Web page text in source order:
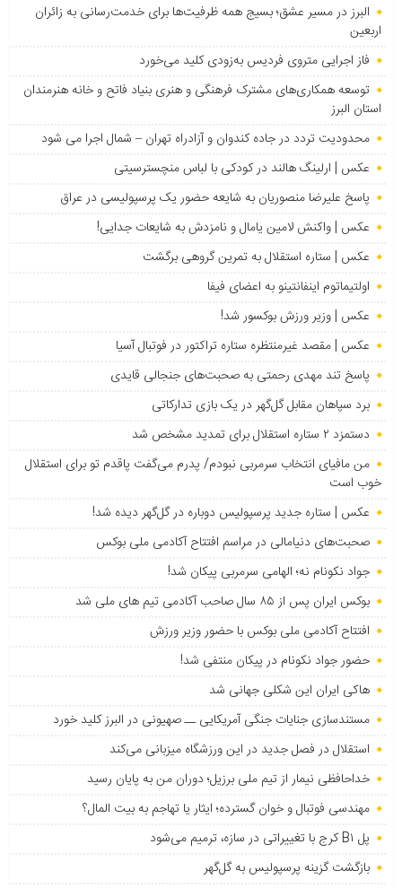
البرز در مسیر عشق؛ بسیج همه ظرفیت‌ها برای خدمت‌رسانی به زائران
اربعین
فاز اجرایی متروی فردیس به‌زودی کلید می‌خورد
توسعه همکاری‌های مشترک فرهنگی و هنری بنیاد فاتح و خانه هنرمندان
استان البرز
محدودیت تردد در جاده کندوان و آزادراه تهران – شمال اجرا می شود
عکس | ارلینگ هالند در کودکی با لباس منچسترسیتی
پاسخ علیرضا منصوریان به شایعه حضور یک پرسپولیسی در عراق
عکس | واکنش لامین یامال و نامزدش به شایعات جدایی!
عکس | ستاره استقلال به تمرین گروهی برگشت
اولتیماتوم اینفانتینو به اعضای فیفا
عکس | وزیر ورزش بوکسور شد!
عکس | مقصد غیرمنتظره ستاره تراکتور در فوتبال آسیا
پاسخ تند مهدی رحمتی به صحبت‌های جنجالی قایدی
برد سپاهان مقابل گل‌گهر در یک بازی تدارکاتی
دستمزد ۲ ستاره استقلال برای تمدید مشخص شد
من مافیای انتخاب سرمربی نبودم/ پدرم می‌گفت پاقدم تو برای استقلال
خوب است
عکس | ستاره جدید پرسپولیس دوباره در گل‌گهر دیده شد!
صحبت‌های دنیامالی در مراسم افتتاح آکادمی ملی بوکس
جواد نکونام نه؛ الهامی سرمربی پیکان شد!
بوکس ایران پس از ۸۵ سال صاحب آکادمی تیم های ملی شد
افتتاح آکادمی ملی بوکس با حضور وزیر ورزش
حضور جواد نکونام در پیکان منتفی شد!
هاکی ایران این شکلی جهانی شد
مستندسازی جنایات جنگی آمریکایی ــ صهیونی در البرز کلید خورد
استقلال در فصل جدید در این ورزشگاه میزبانی می‌کند
خداحافظی نیمار از تیم ملی برزیل؛ دوران من به پایان رسید
مهندسی فوتبال و خوان گسترده؛ ایثار یا تهاجم به بیت المال؟
پل B۱ کرج با تغییراتی در سازه، ترمیم می‌شود
بازگشت گزینه پرسپولیس به ‌گل‌گهر